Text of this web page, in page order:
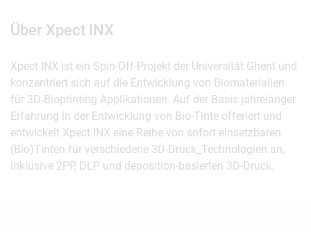
Über Xpect INX
Xpect INX ist ein Spin-Off-Projekt der Universität Ghent und
konzentriert sich auf die Entwicklung von Biomaterialien
für 3D-Bioprinting Applikationen. Auf der Basis jahrelanger
Erfahrung in der Entwicklung von Bio-Tinte offeriert und
entwickelt Xpect INX eine Reihe von sofort einsetzbaren
(Bio)Tinten für verschiedene 3D-Druck_Technologien an,
inklusive 2PP, DLP und deposition-basierten 3D-Druck.